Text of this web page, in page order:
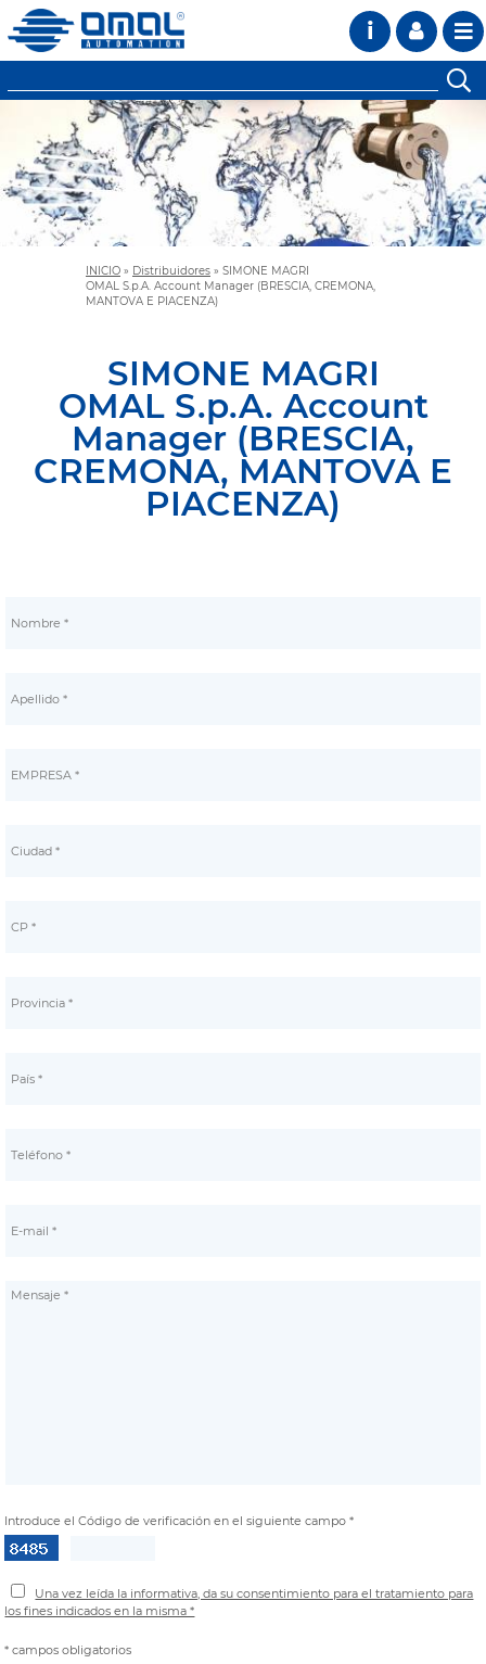
i
INICIO » Distribuidores » SIMONE MAGRI
OMAL S.p.A. Account Manager (BRESCIA, CREMONA,
MANTOVA E PIACENZA)
SIMONE MAGRI
OMAL S.p.A. Account
Manager (BRESCIA,
CREMONA, MANTOVA E
PIACENZA)
Introduce el Código de verificación en el siguiente campo *
Una vez leída la informativa, da su consentimiento para el tratamiento para
los fines indicados en la misma *
* campos obligatorios